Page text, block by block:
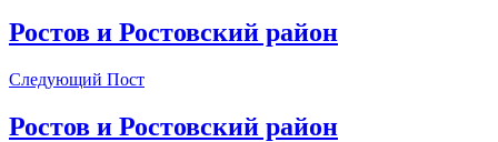
Ростов и Ростовский район
Следующий Пост
Ростов и Ростовский район